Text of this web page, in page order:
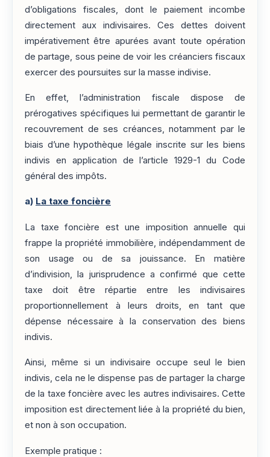
d’obligations fiscales, dont le paiement incombe
directement aux indivisaires. Ces dettes doivent
impérativement être apurées avant toute opération
de partage, sous peine de voir les créanciers fiscaux
exercer des poursuites sur la masse indivise.
En effet, l’administration fiscale dispose de
prérogatives spécifiques lui permettant de garantir le
recouvrement de ses créances, notamment par le
biais d’une hypothèque légale inscrite sur les biens
indivis en application de l’article 1929-1 du Code
général des impôts.
a) La taxe foncière
La taxe foncière est une imposition annuelle qui
frappe la propriété immobilière, indépendamment de
son usage ou de sa jouissance. En matière
d’indivision, la jurisprudence a confirmé que cette
taxe doit être répartie entre les indivisaires
proportionnellement à leurs droits, en tant que
dépense nécessaire à la conservation des biens
indivis.
Ainsi, même si un indivisaire occupe seul le bien
indivis, cela ne le dispense pas de partager la charge
de la taxe foncière avec les autres indivisaires. Cette
imposition est directement liée à la propriété du bien,
et non à son occupation.
Exemple pratique :